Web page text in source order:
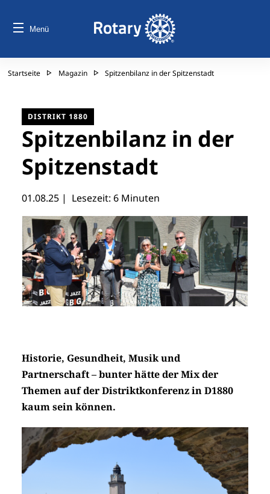
Menü
Startseite Magazin Spitzenbilanz in der Spitzenstadt
DISTRIKT 1880
Spitzenbilanz in der
Spitzenstadt
01.08.25 | Lesezeit: 6 Minuten
Historie, Gesundheit, Musik und
Partnerschaft – bunter hätte der Mix der
Themen auf der Distriktkonferenz in D1880
kaum sein können.